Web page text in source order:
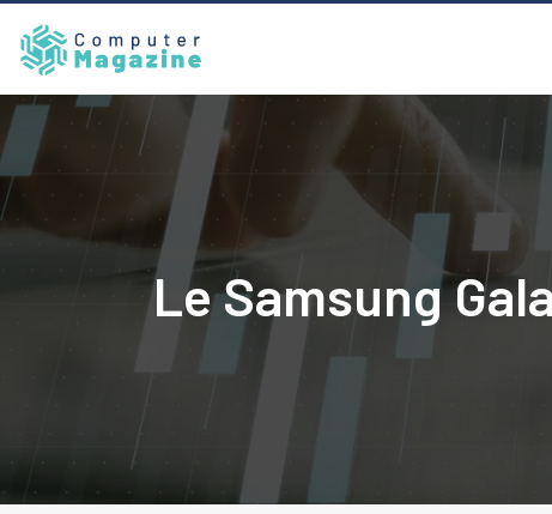
Le Samsung